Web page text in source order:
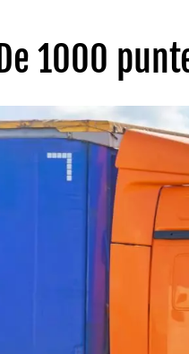
De 1000